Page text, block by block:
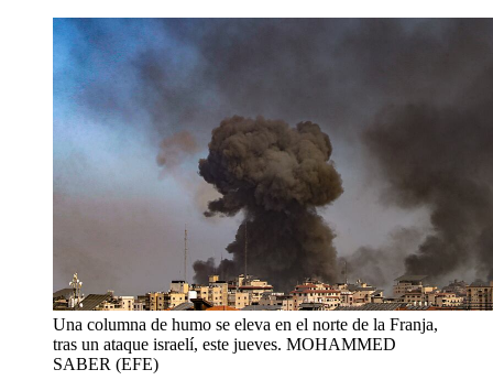
Una columna de humo se eleva en el norte de la Franja,
tras un ataque israelí, este jueves. MOHAMMED
SABER (EFE)